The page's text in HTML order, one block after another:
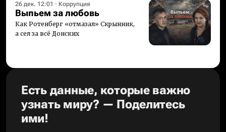
26 дек. 12:01 · Коррупция
Выпьем за любовь
Как Ротенберг «отмазал» Скрынник,
а сел за всё Донских
Есть данные, которые важно
узнать миру? — Поделитесь
ими!